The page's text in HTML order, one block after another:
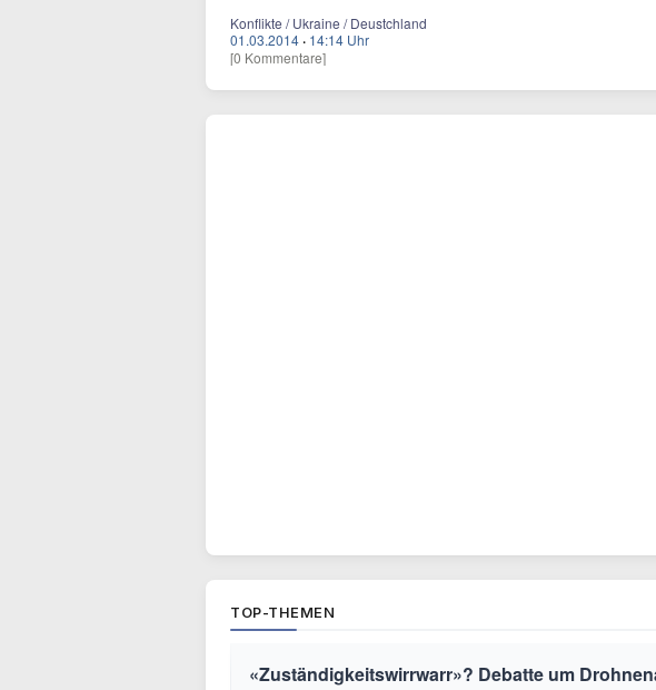
Konflikte / Ukraine / Deustchland
01.03.2014 · 14:14 Uhr
[0 Kommentare]
TOP-THEMEN
«Zuständigkeitswirrwarr»? Debatte um